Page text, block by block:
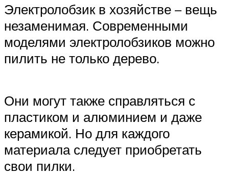
Электролобзик в хозяйстве – вещь
незаменимая. Современными
моделями электролобзиков можно
пилить не только дерево.
Они могут также справляться с
пластиком и алюминием и даже
керамикой. Но для каждого
материала следует приобретать
свои пилки.